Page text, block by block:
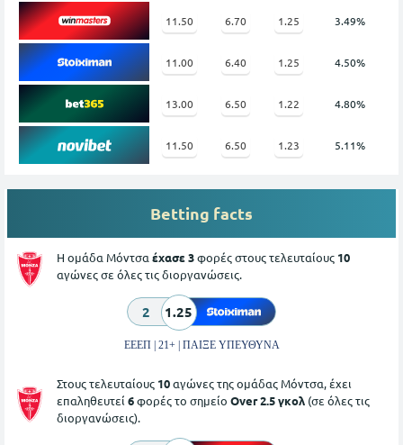
11.50 6.70 1.25 3.49%
11.00 6.40 1.25 4.50%
13.00 6.50 1.22 4.80%
11.50 6.50 1.23 5.11%
Betting facts
Η ομάδα Μόντσα έχασε 3φορές στους τελευταίους 10
αγώνες σε όλες τις διοργανώσεις.
2 1.25
ΕΕΕΠ | 21+ | ΠΑΙΞΕ ΥΠΕΥΘΥΝΑ
Στους τελευταίους 10αγώνες της ομάδας Μόντσα, έχει
επαληθευτεί 6φορές το σημείο Over 2.5 γκολ (σε όλες τις
διοργανώσεις).